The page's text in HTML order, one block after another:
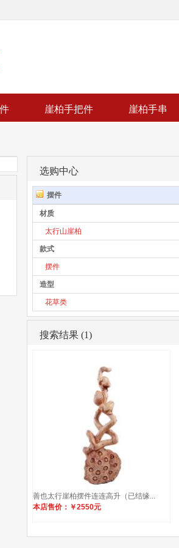
崖柏手把件 崖柏手串
选购中心
摆件
材质
太行山崖柏
款式
摆件
造型
花草类
搜索结果 (1)
善也太行崖柏摆件连连高升（已结缘...
本店售价：￥2550元